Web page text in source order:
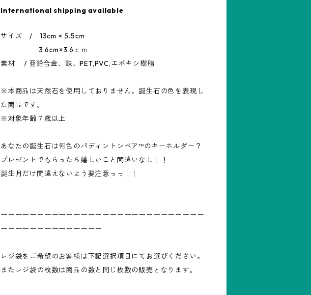
International shipping available
サイズ / 13cm × 5.5cm
3.6cm×3.6ｃｍ
素材 / 亜鉛合金、鉄、PET,PVC,エポキシ樹脂
※本商品は天然石を使用しておりません。誕生石の色を表現し
た商品です。
※対象年齢７歳以上
あなたの誕生石は何色のパディントンベア™のキーホルダー？
プレゼントでもらったら嬉しいこと間違いなし！！
誕生月だけ間違えないよう要注意っっ！！
ーーーーーーーーーーーーーーーーーーーーーーーーーーーー
ーーーーーーーーーーーーーー
レジ袋をご希望のお客様は下記選択項目にてお選びください。
またレジ袋の枚数は商品の数と同じ枚数の販売となります。